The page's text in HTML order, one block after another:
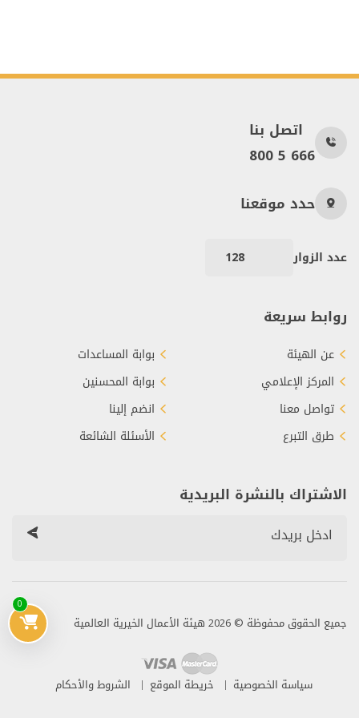
0
اتصل بنا
800 5 666
حدد موقعنا
عدد الزوار 128
روابط سريعة
عن الهيئة
المركز الإعلامي
تواصل معنا
طرق التبرع
بوابة المساعدات
بوابة المحسنين
انضم إلينا
الأسئلة الشائعة
الاشتراك بالنشرة البريدية
جميع الحقوق محفوظة © 2026 هيئة الأعمال الخيرية العالمية
سياسة الخصوصية خريطة الموقع الشروط والأحكام